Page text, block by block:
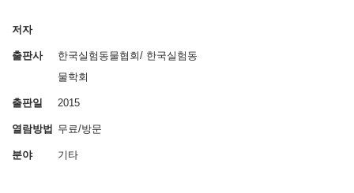
저자
출판사
한국실험동물협회/ 한국실험동
물학회
출판일 2015
열람방법 무료/방문
분야 기타